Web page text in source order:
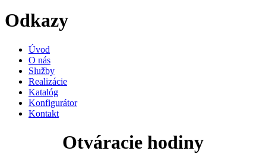
Odkazy
Úvod
O nás
Služby
Realizácie
Katalóg
Konfigurátor
Kontakt
Otváracie hodiny